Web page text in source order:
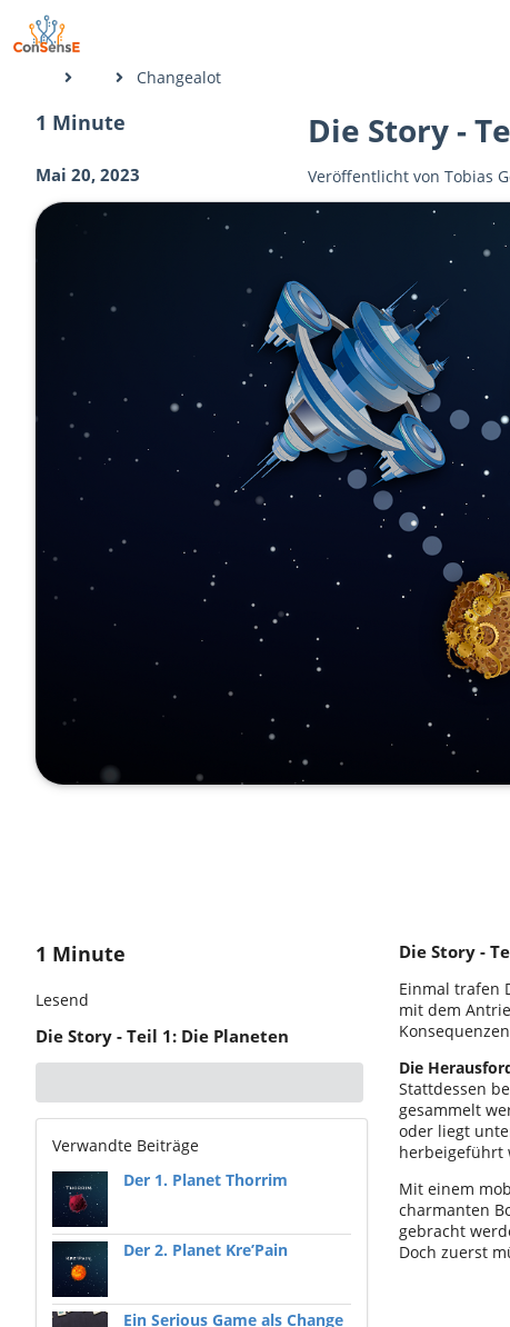
Changealot
1 Minute
Mai 20, 2023
Die Story -
Veröffentlicht vonTobias
1 Minute
Lesend
Die Story - Teil 1: Die Planeten
Verwandte Beiträge
Der 1. Planet Thorrim
Der 2. Planet Kre’Pain
Ein Serious Game als Change
Die Story -
Einmal trafen
mit dem
Die
Stattdessen
gesammelt
oder liegt
herbeigeführt
Mit einem
charmanten
gebracht
Doch zuerst